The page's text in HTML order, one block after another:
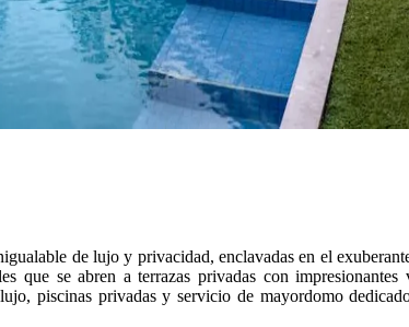
de lujo y privacidad, enclavadas en el
que se abren a terrazas privadas con
piscinas privadas y servicio de mayordomo